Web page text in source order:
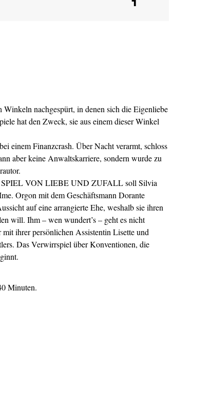
nachgespürt, in denen sich die Eigenliebe
hat den Zweck, sie aus einem dieser Winkel
einem Finanzcrash. Über Nacht verarmt, schloss
aber keine Anwaltskarriere, sondern wurde zu
SPIEL VON LIEBE UND ZUFALL soll Silvia
Orgon mit dem Geschäftsmann Dorante
auf eine arrangierte Ehe, weshalb sie ihren
will. Ihm – wen wundert’s – geht es nicht
ihrer persönlichen Assistentin Lisette und
Das Verwirrspiel über Konventionen, die
Minuten.